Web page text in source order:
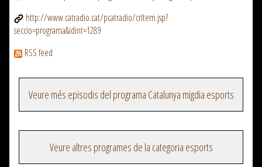
http://www.catradio.cat/pcatradio/crItem.jsp?
seccio=programa&idint=1289
RSS feed
Veure més episodis del programa Catalunya migdia esports
Veure altres programes de la categoria esports